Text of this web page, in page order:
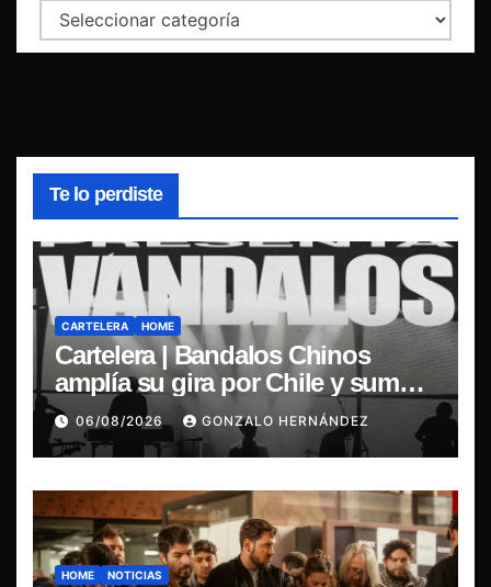
Categorías
Te lo perdiste
CARTELERA HOME
Cartelera | Bandalos Chinos
amplía su gira por Chile y suma
concierto en Concepción
06/08/2026 GONZALO HERNÁNDEZ
HOME NOTICIAS